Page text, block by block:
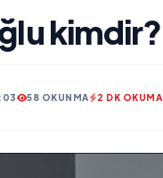
kimdir?
58 OKUNMA 2 DK OKUMA